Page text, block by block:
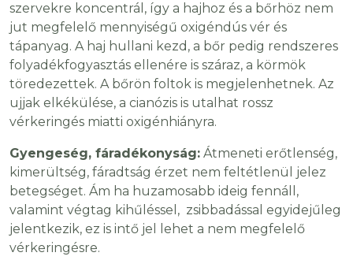
szervekre koncentrál, így a hajhoz és a bőrhöz nem
jut megfelelő mennyiségű oxigéndús vér és
tápanyag. A haj hullani kezd, a bőr pedig rendszeres
folyadékfogyasztás ellenére is száraz, a körmök
töredezettek. A bőrön foltok is megjelenhetnek. Az
ujjak elkékülése, a cianózis is utalhat rossz
vérkeringés miatti oxigénhiányra.
Gyengeség, fáradékonyság: Átmeneti erőtlenség,
kimerültség, fáradtság érzet nem feltétlenül jelez
betegséget. Ám ha huzamosabb ideig fennáll,
valamint végtag kihűléssel, zsibbadással egyidejűleg
jelentkezik, ez is intő jel lehet a nem megfelelő
vérkeringésre.